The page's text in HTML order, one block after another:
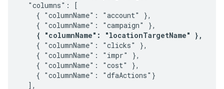
  "columns": [
    { "columnName": "account" },
    { "columnName": "campaign" },
{ "columnName": "locationTargetName" },
    { "columnName": "clicks" },
    { "columnName": "impr" },
    { "columnName": "cost" },
    { "columnName": "dfaActions"}
  ],